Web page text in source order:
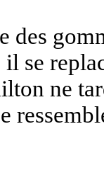
des
se
ne